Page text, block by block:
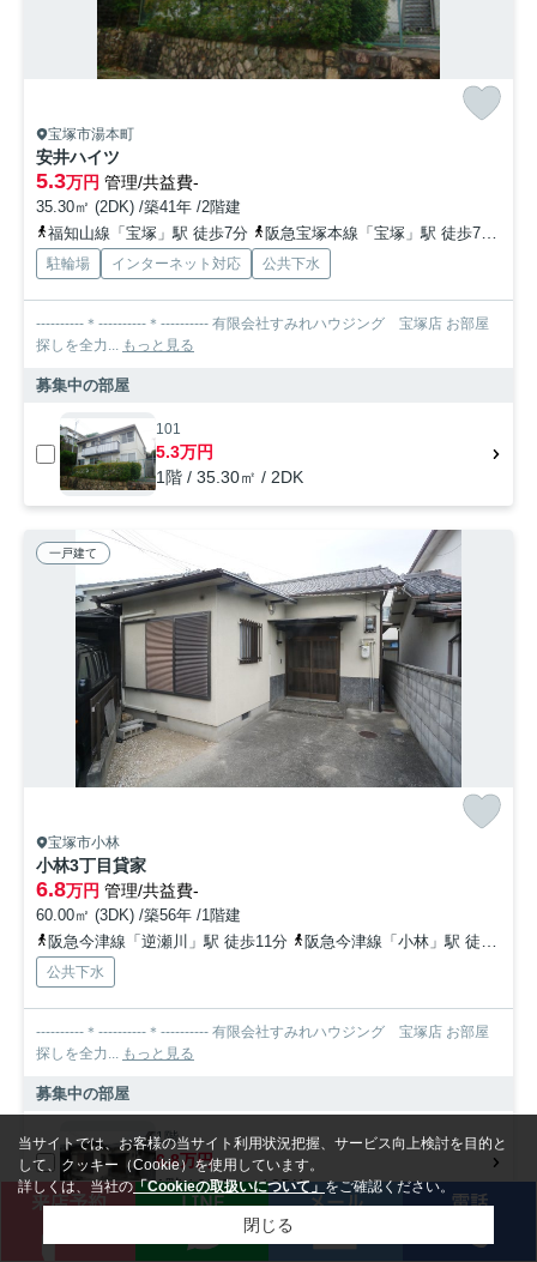
宝塚市湯本町
安井ハイツ
5.3万円 管理/共益費-
35.30㎡ (2DK) /築41年 /2階建
福知山線「宝塚」駅 徒歩7分
阪急宝塚本線「宝塚」駅 徒歩7分
駐輪場 インターネット対応 公共下水
----------＊----------＊---------- 有限会社すみれハウジング 宝塚店 お部屋
探しを全力... もっと見る
募集中の部屋
101
5.3万円
1階 / 35.30㎡ / 2DK
一戸建て
宝塚市小林
小林3丁目貸家
6.8万円 管理/共益費-
60.00㎡ (3DK) /築56年 /1階建
阪急今津線「逆瀬川」駅 徒歩11分
阪急今津線「小林」駅 徒歩15分
公共下水
----------＊----------＊---------- 有限会社すみれハウジング 宝塚店 お部屋
探しを全力... もっと見る
募集中の部屋
1階
6.8万円
1階 / 60.00㎡ / 3DK
当サイトでは、お客様の当サイト利用状況把握、サービス向上検討を目的と
して、クッキー（Cookie）を使用しています。
詳しくは、当社の「Cookieの取扱いについて」をご確認ください。
閉じる